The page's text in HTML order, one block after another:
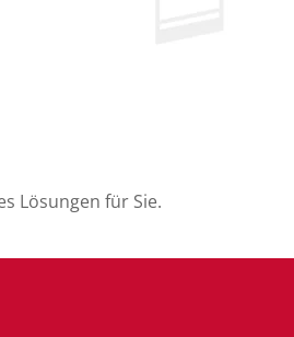
Lösungen für Sie.